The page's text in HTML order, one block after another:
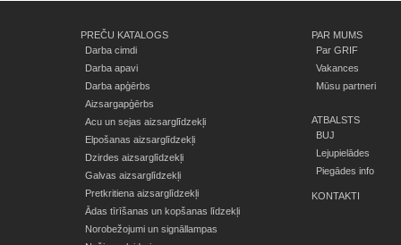
PREČU KATALOGS
Darba cimdi
Darba apavi
Darba apģērbs
Aizsargapģērbs
Acu un sejas aizsarglīdzekļi
Elpošanas aizsarglīdzekļi
Dzirdes aizsarglīdzekļi
Galvas aizsarglīdzekļi
Pretkritiena aizsarglīdzekļi
Ādas tīrīšanas un kopšanas līdzekļi
Norobežojumi un signāllampas
PAR MUMS
Par GRIF
Vakances
Mūsu partneri
ATBALSTS
BUJ
Lejupielādes
Piegādes info
KONTAKTI